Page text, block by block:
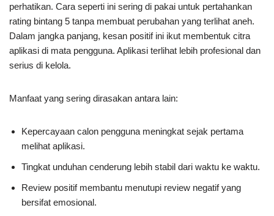
perhatikan. Cara seperti ini sering di pakai untuk pertahankan
rating bintang 5 tanpa membuat perubahan yang terlihat aneh.
Dalam jangka panjang, kesan positif ini ikut membentuk citra
aplikasi di mata pengguna. Aplikasi terlihat lebih profesional dan
serius di kelola.
Manfaat yang sering dirasakan antara lain:
Kepercayaan calon pengguna meningkat sejak pertama
melihat aplikasi.
Tingkat unduhan cenderung lebih stabil dari waktu ke waktu.
Review positif membantu menutupi review negatif yang
bersifat emosional.